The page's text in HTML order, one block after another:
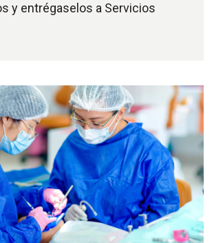
y entrégaselos a Servicios